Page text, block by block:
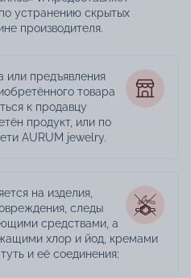
устранению скрытых
производителя.
или предъявления
товара
к продавцу
продукт, или по
AURUM jewelry.
на изделия,
следы
средствами, а
хлор и йод, кремами
и её соединения;